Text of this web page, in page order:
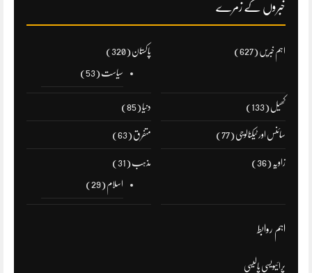
خبروں کے زمرے
اہم خبریں(627) پاکستان(320)
سیاست(53)
کھیل(133) دنیا(85)
سائنس اور ٹیکنالوجی(77) متفرق(63)
زاویہ (36) مذہب(31)
اسلام (29)
اہم روابط
پرائیویسی پالیسی